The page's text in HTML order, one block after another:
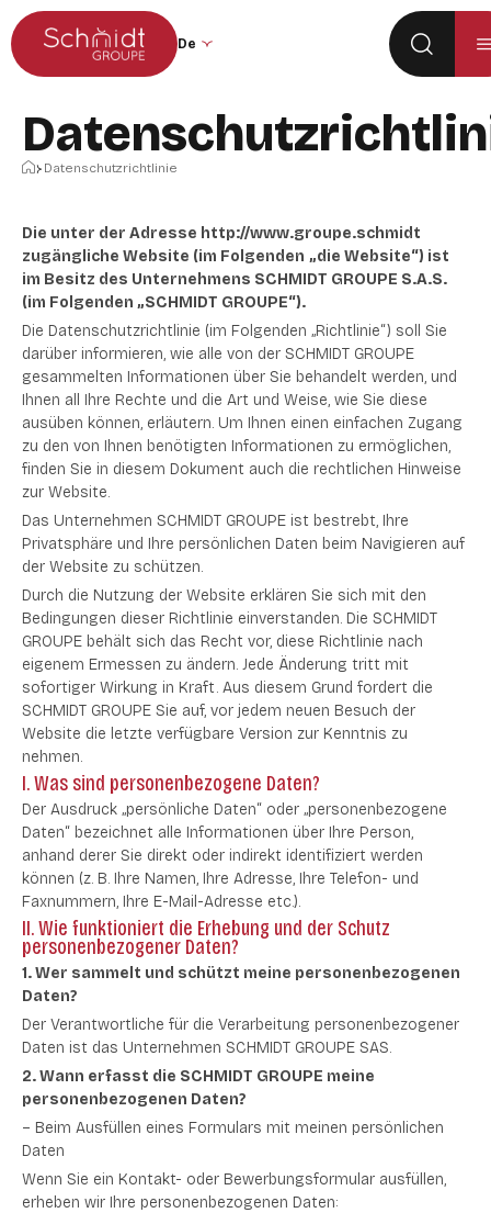
Zum Hauptmenü
Zum Inhalt springen
Sprache der Website ändern (die Seite
Startseite
Datenschutzrichtlinie
Die unter der Adresse http://www.groupe.schmidt
zugängliche Website (im Folgenden „die Website“) ist
im Besitz des Unternehmens SCHMIDT GROUPE S.A.S.
(im Folgenden „SCHMIDT GROUPE“).
Die Datenschutzrichtlinie (im Folgenden „Richtlinie“) soll Sie
darüber informieren, wie alle von der SCHMIDT GROUPE
gesammelten Informationen über Sie behandelt werden, und
Ihnen all Ihre Rechte und die Art und Weise, wie Sie diese
ausüben können, erläutern. Um Ihnen einen einfachen Zugang
zu den von Ihnen benötigten Informationen zu ermöglichen,
finden Sie in diesem Dokument auch die rechtlichen Hinweise
zur Website.
Das Unternehmen SCHMIDT GROUPE ist bestrebt, Ihre
Privatsphäre und Ihre persönlichen Daten beim Navigieren auf
der Website zu schützen.
Durch die Nutzung der Website erklären Sie sich mit den
Bedingungen dieser Richtlinie einverstanden. Die SCHMIDT
GROUPE behält sich das Recht vor, diese Richtlinie nach
eigenem Ermessen zu ändern. Jede Änderung tritt mit
sofortiger Wirkung in Kraft. Aus diesem Grund fordert die
SCHMIDT GROUPE Sie auf, vor jedem neuen Besuch der
Website die letzte verfügbare Version zur Kenntnis zu
nehmen.
I. Was sind personenbezogene Daten?
Der Ausdruck „persönliche Daten“ oder „personenbezogene
Daten“ bezeichnet alle Informationen über Ihre Person,
anhand derer Sie direkt oder indirekt identifiziert werden
können (z. B. Ihre Namen, Ihre Adresse, Ihre Telefon- und
Faxnummern, Ihre E-Mail-Adresse etc.).
II. Wie funktioniert die Erhebung und der Schutz
personenbezogener Daten?
1. Wer sammelt und schützt meine personenbezogenen
Daten?
Der Verantwortliche für die Verarbeitung personenbezogener
Daten ist das Unternehmen SCHMIDT GROUPE SAS.
2. Wann erfasst die SCHMIDT GROUPE meine
personenbezogenen Daten?
– Beim Ausfüllen eines Formulars mit meinen persönlichen
Daten
Wenn Sie ein Kontakt- oder Bewerbungsformular ausfüllen,
erheben wir Ihre personenbezogenen Daten: